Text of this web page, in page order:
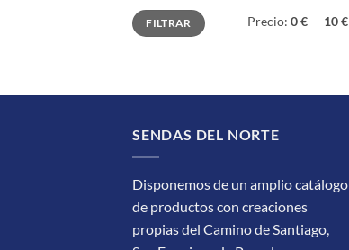
Precio
mínimo
Precio
máximo
FILTRAR Precio: 0 € — 10 €
SENDAS DEL NORTE
Disponemos de un amplio catálogo
de productos con creaciones
propias del Camino de Santiago,